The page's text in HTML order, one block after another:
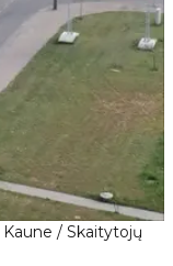
/ Skaitytojų